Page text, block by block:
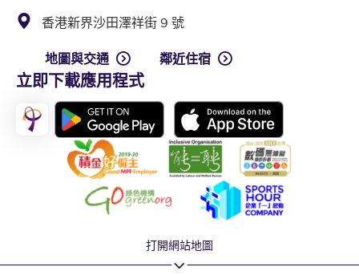
香港新界沙田澤祥街 9 號
地圖與交通 鄰近住宿
立即下載應用程式
打開網站地圖